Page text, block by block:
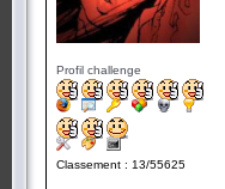
Profil challenge
Classement : 13/55625